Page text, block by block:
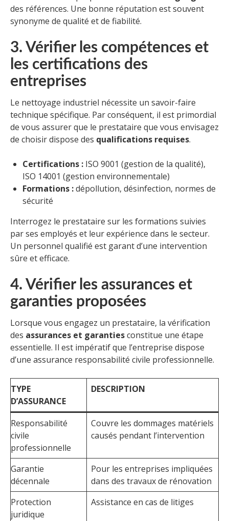
des références. Une bonne réputation est souvent
synonyme de qualité et de fiabilité.
3. Vérifier les compétences et
les certifications des
entreprises
Le nettoyage industriel nécessite un savoir-faire
technique spécifique. Par conséquent, il est primordial
de vous assurer que le prestataire que vous envisagez
de choisir dispose des qualifications requises.
Certifications : ISO 9001 (gestion de la qualité),
ISO 14001 (gestion environnementale)
Formations :dépollution, désinfection, normes de
sécurité
Interrogez le prestataire sur les formations suivies
par ses employés et leur expérience dans le secteur.
Un personnel qualifié est garant d’une intervention
sûre et efficace.
4. Vérifier les assurances et
garanties proposées
Lorsque vous engagez un prestataire, la vérification
des assurances et garantiesconstitue une étape
essentielle. Il est impératif que l’entreprise dispose
d’une assurance responsabilité civile professionnelle.
TYPE
D’ASSURANCE
DESCRIPTION
Responsabilité
civile
professionnelle
Couvre les dommages matériels
causés pendant l’intervention
Garantie
décennale
Pour les entreprises impliquées
dans des travaux de rénovation
Protection
juridique
Assistance en cas de litiges